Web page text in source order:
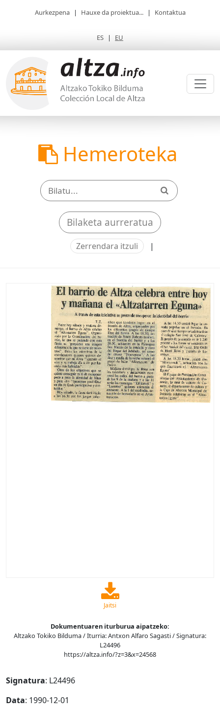
Aurkezpena | Hauxe da proiektua... | Kontaktua
ES | EU
Hemeroteka
Bilaketa aurreratua
Zerrendara itzuli |
Jaitsi
Dokumentuaren iturburua aipatzeko:
Altzako Tokiko Bilduma / Iturria: Antxon Alfaro Sagasti / Signatura:
L24496
https://altza.info/?z=3&x=24568
Signatura: L24496
Data: 1990-12-01